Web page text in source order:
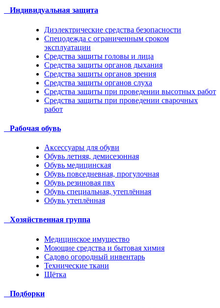
Индивидуальная защита
Диэлектрические средства безопасности
Спецодежда с ограниченным сроком
эксплуатации
Средства защиты головы и лица
Средства защиты органов дыхания
Средства защиты органов зрения
Средства защиты органов слуха
Средства защиты при проведении высотных работ
Средства защиты при проведении сварочных
работ
Рабочая обувь
Аксессуары для обуви
Обувь летняя, демисезонная
Обувь медицинская
Обувь повседневная, прогулочная
Обувь резиновая пвх
Обувь специальная, утеплённая
Обувь утеплённая
Хозяйственная группа
Медицинское имущество
Моющие средства и бытовая химия
Садово огородный инвентарь
Технические ткани
Щётка
Подборки